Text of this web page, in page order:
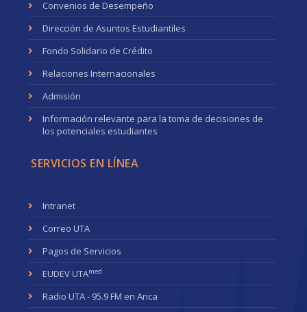
Convenios de Desempeño
Dirección de Asuntos Estudiantiles
Fondo Solidario de Crédito
Relaciones Internacionales
Admisión
Información relevante para la toma de decisiones de
los potenciales estudiantes
SERVICIOS EN LÍNEA
Intranet
Correo UTA
Pagos de Servicios
EUDEV UTAmed
Radio UTA - 95.9 FM en Arica